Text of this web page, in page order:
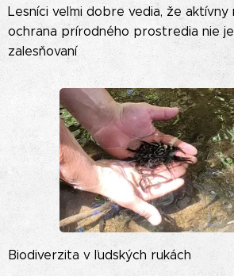
Lesníci veľmi dobre vedia, že aktívny
ochrana prírodného prostredia nie
zalesňovaní
Biodiverzita v ľudských rukách